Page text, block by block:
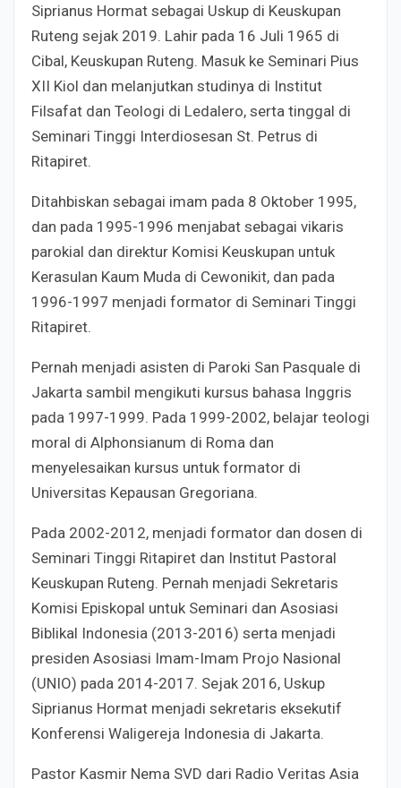
Siprianus Hormat sebagai Uskup di Keuskupan
Ruteng sejak 2019. Lahir pada 16 Juli 1965 di
Cibal, Keuskupan Ruteng. Masuk ke Seminari Pius
XII Kiol dan melanjutkan studinya di Institut
Filsafat dan Teologi di Ledalero, serta tinggal di
Seminari Tinggi Interdiosesan St. Petrus di
Ritapiret.
Ditahbiskan sebagai imam pada 8 Oktober 1995,
dan pada 1995-1996 menjabat sebagai vikaris
parokial dan direktur Komisi Keuskupan untuk
Kerasulan Kaum Muda di Cewonikit, dan pada
1996-1997 menjadi formator di Seminari Tinggi
Ritapiret.
Pernah menjadi asisten di Paroki San Pasquale di
Jakarta sambil mengikuti kursus bahasa Inggris
pada 1997-1999. Pada 1999-2002, belajar teologi
moral di Alphonsianum di Roma dan
menyelesaikan kursus untuk formator di
Universitas Kepausan Gregoriana.
Pada 2002-2012, menjadi formator dan dosen di
Seminari Tinggi Ritapiret dan Institut Pastoral
Keuskupan Ruteng. Pernah menjadi Sekretaris
Komisi Episkopal untuk Seminari dan Asosiasi
Biblikal Indonesia (2013-2016) serta menjadi
presiden Asosiasi Imam-Imam Projo Nasional
(UNIO) pada 2014-2017. Sejak 2016, Uskup
Siprianus Hormat menjadi sekretaris eksekutif
Konferensi Waligereja Indonesia di Jakarta.
Pastor Kasmir Nema SVD dari Radio Veritas Asia